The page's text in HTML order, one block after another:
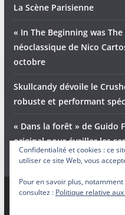
La Scène Parisienne
« In The Beginning was
néoclassique de Nico
octobre
Skullcandy dévoile le
robuste et performant
« Dans la forêt » de Guido
original pour éveiller les
Confidentialité et cookies : ce
utiliser ce site Web, vous
Pour en savoir plus,
consultez : Politique relative